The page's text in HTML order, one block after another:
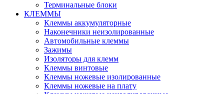
Терминальные блоки
КЛЕММЫ
Клеммы аккумуляторные
Наконечники неизолированные
Автомобильные клеммы
Зажимы
Изоляторы для клемм
Клеммы винтовые
Клеммы ножевые изолированные
Клеммы ножевые на плату